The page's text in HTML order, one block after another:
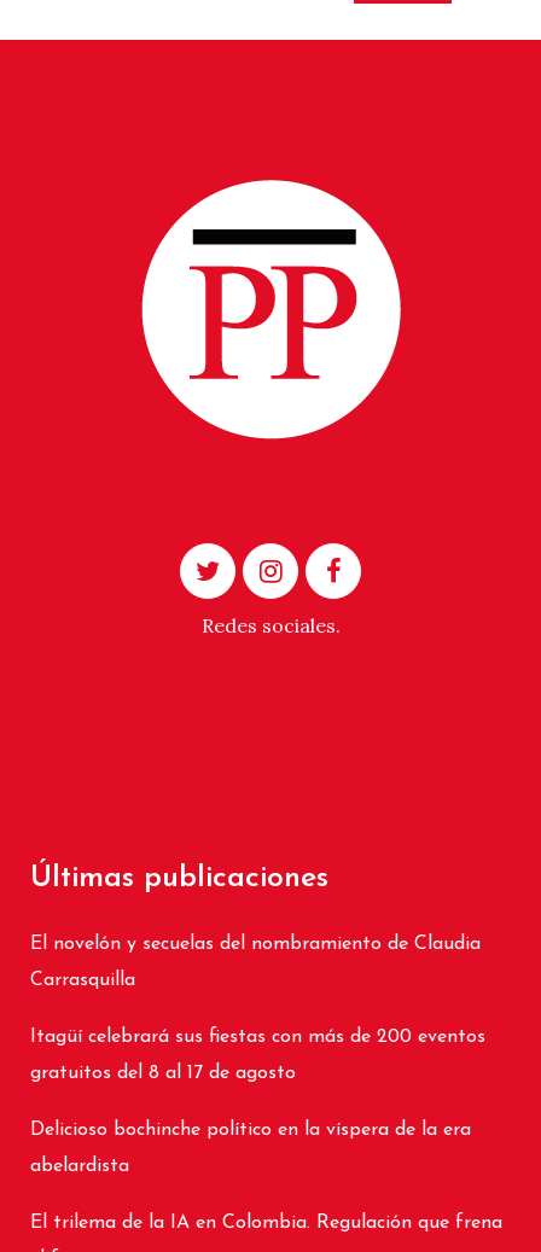
Redes sociales.
Últimas publicaciones
El novelón y secuelas del nombramiento de Claudia
Carrasquilla
Itagüí celebrará sus fiestas con más de 200 eventos
gratuitos del 8 al 17 de agosto
Delicioso bochinche político en la víspera de la era
abelardista
El trilema de la IA en Colombia. Regulación que frena